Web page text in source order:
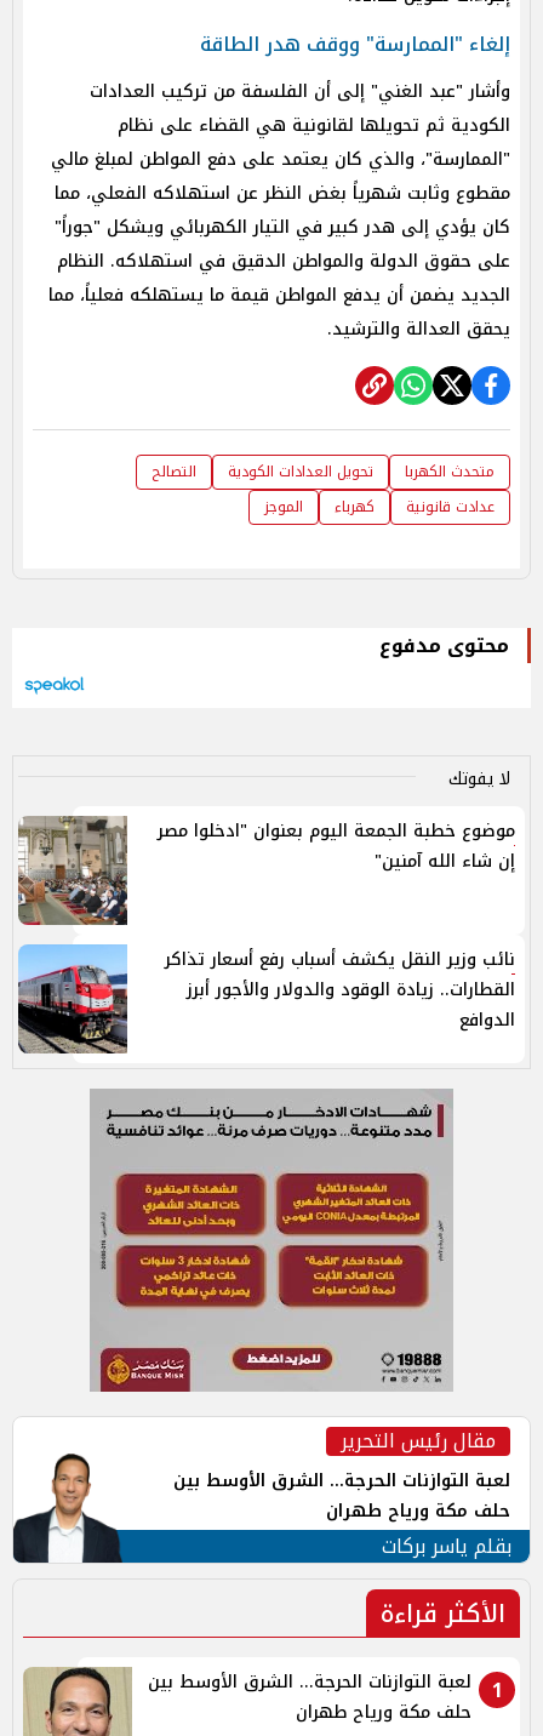
إلغاء "الممارسة" ووقف هدر الطاقة
وأشار "عبد الغني" إلى أن الفلسفة من تركيب العدادات
الكودية ثم تحويلها لقانونية هي القضاء على نظام
"الممارسة"، والذي كان يعتمد على دفع المواطن لمبلغ مالي
مقطوع وثابت شهرياً بغض النظر عن استهلاكه الفعلي، مما
كان يؤدي إلى هدر كبير في التيار الكهربائي ويشكل "جوراً"
على حقوق الدولة والمواطن الدقيق في استهلاكه. النظام
الجديد يضمن أن يدفع المواطن قيمة ما يستهلكه فعلياً، مما
يحقق العدالة والترشيد.
متحدث الكهربا تحويل العدادات الكودية
التصالح
عدادت قانونية
كهرباء الموجز
محتوى مدفوع
لا يفوتك
موضوع خطبة الجمعة اليوم بعنوان "ادخلوا مصر
إن شاء الله آمنين"
نائب وزير النقل يكشف أسباب رفع أسعار تذاكر
القطارات.. زيادة الوقود والدولار والأجور أبرز
الدوافع
مقال رئيس التحرير
لعبة التوازنات الحرجة... الشرق الأوسط بين
حلف مكة ورياح طهران
بقلم ياسر بركات
الأكثر قراءة
1
لعبة التوازنات الحرجة... الشرق الأوسط بين
حلف مكة ورياح طهران